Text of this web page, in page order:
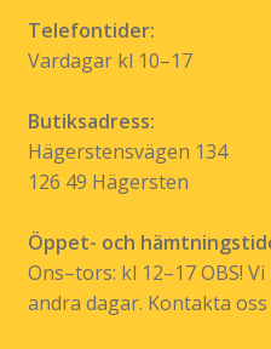
Telefontider:
Vardagar kl 10–17
Butiksadress:
Hägerstensvägen 134
126 49 Hägersten
Öppet- och
Ons–tors: kl 12–17 OBS!
andra dagar. Kontakta oss